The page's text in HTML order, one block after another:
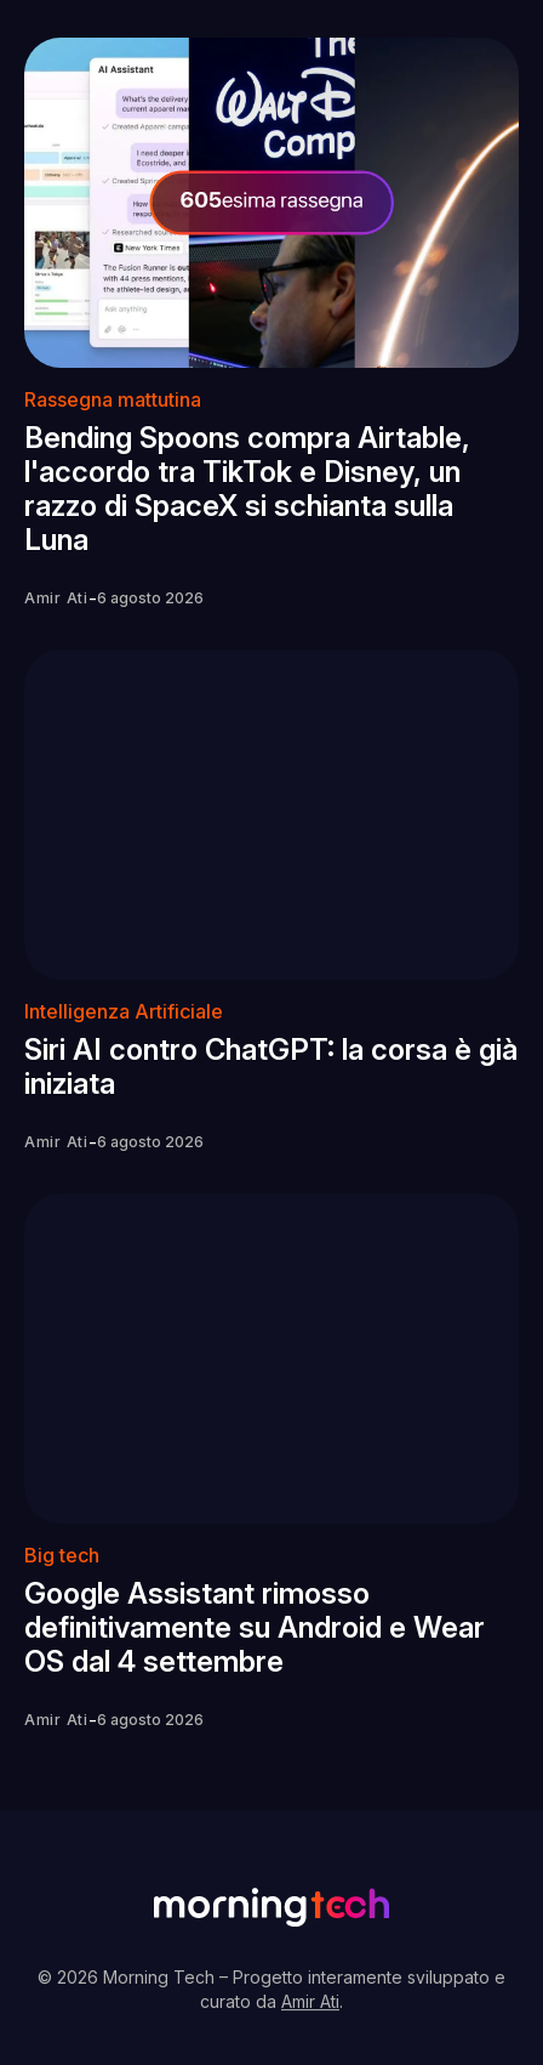
Rassegna mattutina
Bending Spoons compra Airtable,
l'accordo tra TikTok e Disney, un
razzo di SpaceX si schianta sulla
Luna
Amir Ati -6 agosto 2026
Intelligenza Artificiale
Siri AI contro ChatGPT: la corsa è già
iniziata
Amir Ati -6 agosto 2026
Big tech
Google Assistant rimosso
definitivamente su Android e Wear
OS dal 4 settembre
Amir Ati -6 agosto 2026
© 2026 Morning Tech – Progetto interamente sviluppato e
curato da Amir Ati.